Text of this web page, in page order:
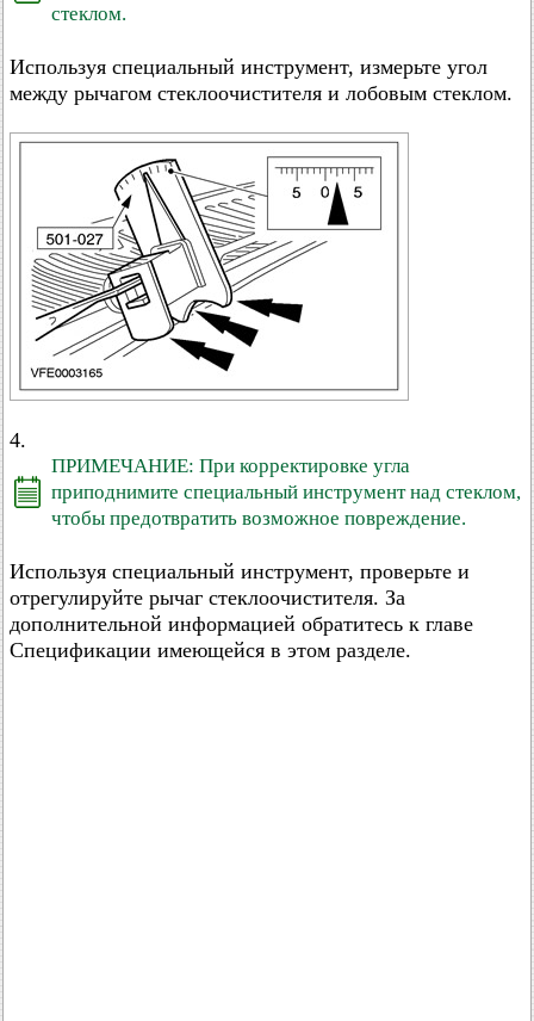
стеклом.
Используя специальный инструмент, измерьте угол
между рычагом стеклоочистителя и лобовым стеклом.
4.
ПРИМЕЧАНИЕ: При корректировке угла
приподнимите специальный инструмент над стеклом,
чтобы предотвратить возможное повреждение.
Используя специальный инструмент, проверьте и
отрегулируйте рычаг стеклоочистителя. За
дополнительной информацией обратитесь к главе
Спецификации имеющейся в этом разделе.